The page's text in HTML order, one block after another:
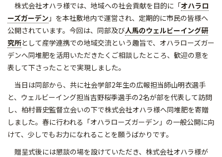
株式会社オハラ様では、地域への社会貢献を目的に「オハラロ
ーズガーデン 」を本社敷地内で運営され、定期的に市民の皆様へ
公開されています。今回は、同部及び人馬のウェルビーイング研
究所として産学連携での地域交流という趣旨で、オハラローズガー
デンへ同堆肥を活用いただきたくご相談したところ、歓迎の意を
表して下さったことで実現しました。
当日は同部から、共に社会学部2年生の広報担当師山明衣選手
と、ウェルビーイング担当吉野桜季選手の2名が部を代表して訪問
し、柏村晋史監督立会いの下で株式会社オハラ様へ同堆肥を寄贈
しました。春に行われる「オハラローズガーデン」の一般公開に向
けて、少しでもお力になれることを願うばかりです。
贈呈式後には懇談の場を設けていただき、株式会社オハラ様が